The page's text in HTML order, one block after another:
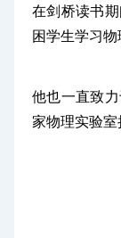
在剑桥读书
困学生学习物
他也一直致
家物理实验室